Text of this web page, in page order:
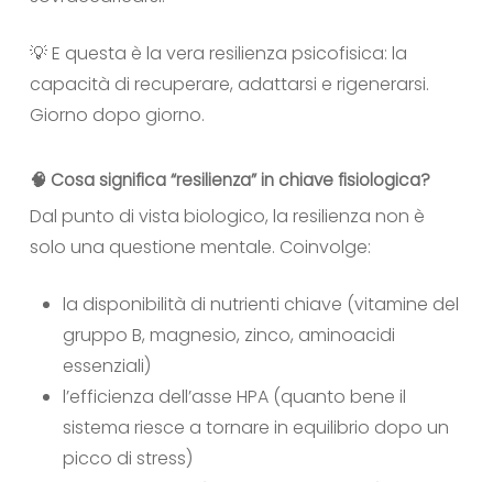
💡 E questa è la vera resilienza psicofisica: la
capacità di recuperare, adattarsi e rigenerarsi.
Giorno dopo giorno.
🧠 Cosa significa “resilienza” in chiave fisiologica?
Dal punto di vista biologico, la resilienza non è
solo una questione mentale. Coinvolge:
la disponibilità di nutrienti chiave (vitamine del
gruppo B, magnesio, zinco, aminoacidi
essenziali)
l’efficienza dell’asse HPA (quanto bene il
sistema riesce a tornare in equilibrio dopo un
picco di stress)